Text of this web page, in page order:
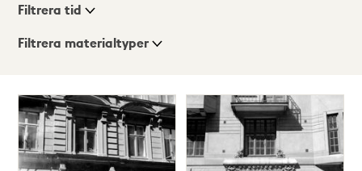
Visningsläge
Lista
Karta
Filtrera tid
Filtrera materialtyper
träffar